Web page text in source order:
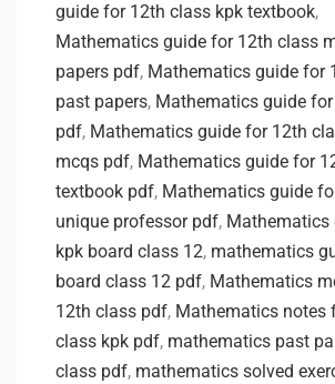
guide for 12th class kpk textbook,
Mathematics guide for 12th class
papers pdf, Mathematics guide for
past papers, Mathematics guide
pdf, Mathematics guide for 12th
mcqs pdf, Mathematics guide for
textbook pdf, Mathematics guide
unique professor pdf, Mathematics
kpk board class 12, mathematics
board class 12 pdf, Mathematics
12th class pdf, Mathematics notes
class kpk pdf, mathematics past
class pdf, mathematics solved